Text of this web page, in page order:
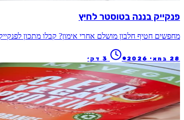
פנקייק בננה בטוסטר לחיץ
מחפשים חטיף חלבון מושלם אחרי אימון? קבלו מתכון
28 במאי 2026 ●
3 דק׳